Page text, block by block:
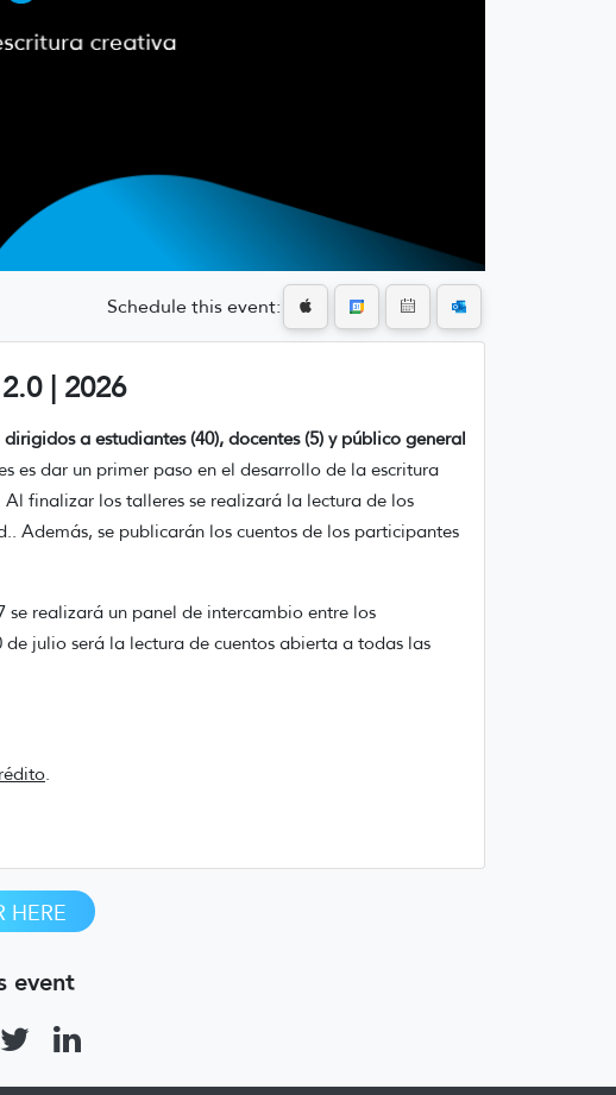
Schedule this event:
| 2026
dirigidos a estudiantes (40), docentes (5) y público general
es dar un primer paso en el desarrollo de la escritura
finalizar los talleres se realizará la lectura de los
Además, se publicarán los cuentos de los participantes
se realizará un panel de intercambio entre los
julio será la lectura de cuentos abierta a todas las
.
HERE
event